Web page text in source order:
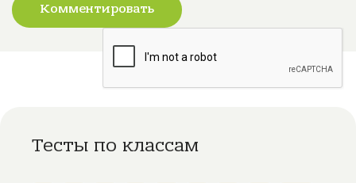
Комментировать
Тесты по классам